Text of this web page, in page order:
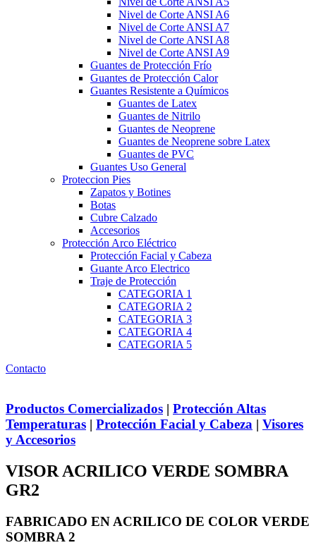
Nivel de Corte ANSI A6
Nivel de Corte ANSI A7
Nivel de Corte ANSI A8
Nivel de Corte ANSI A9
Guantes de Protección Frío
Guantes de Protección Calor
Guantes Resistente a Químicos
Guantes de Latex
Guantes de Nitrilo
Guantes de Neoprene
Guantes de Neoprene sobre Latex
Guantes de PVC
Guantes Uso General
Proteccion Pies
Zapatos y Botines
Botas
Cubre Calzado
Accesorios
Protección Arco Eléctrico
Protección Facial y Cabeza
Guante Arco Electrico
Traje de Protección
CATEGORIA 1
CATEGORIA 2
CATEGORIA 3
CATEGORIA 4
CATEGORIA 5
Contacto
Productos Comercializados | Protección Altas
Temperaturas | Protección Facial y Cabeza | Visores
y Accesorios
VISOR ACRILICO VERDE SOMBRA
GR2
FABRICADO EN ACRILICO DE COLOR VERDE
SOMBRA 2